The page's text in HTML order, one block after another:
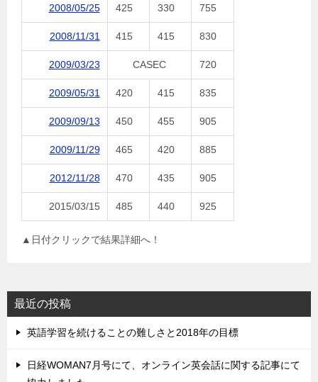
2008/05/25 425 330 755
2008/11/31 415 415 830
2009/03/23 CASEC 720
2009/05/31 420 415 835
2009/09/13 450 455 905
2009/11/29 465 420 885
2012/11/28 470 435 905
2015/03/15 485 440 925
▲日付クリックで結果詳細へ！
最近の投稿
英語学習を続けることの難しさと2018年の目標
日経WOMAN7月号にて、オンライン英会話に関する記事にて